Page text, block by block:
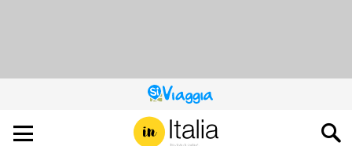
QUESTO
SITO
CONTRIBUISCE
ALL’AUDIENCE
DI